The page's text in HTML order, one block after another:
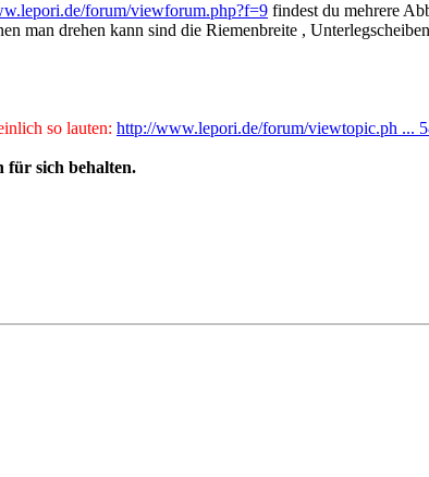
forum/viewforum.php?f=9 findest du mehrere
man drehen kann sind die Riemenbreite ,
so lauten: http://www.lepori.de/forum/viewtopic.ph ...
für sich behalten.